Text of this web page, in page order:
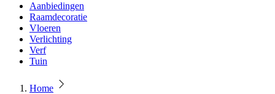
Aanbiedingen
Raamdecoratie
Vloeren
Verlichting
Verf
Tuin
Home